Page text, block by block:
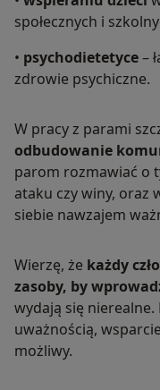
społecznych i
• psychodietetyce–
zdrowie psychiczne.
W pracy z parami
odbudowanie
parom rozmawiać o
ataku czy winy, oraz
siebie nawzajem
Wierzę, że każdy
zasoby, by
wydają się
uważnością,
możliwy.